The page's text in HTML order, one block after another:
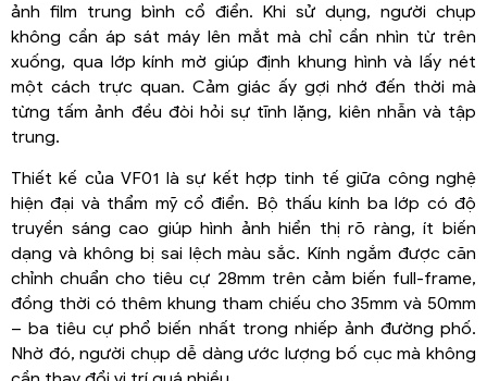
ảnh film trung bình cổ điển. Khi sử dụng, người chụp
không cần áp sát máy lên mắt mà chỉ cần nhìn từ trên
xuống, qua lớp kính mờ giúp định khung hình và lấy nét
một cách trực quan. Cảm giác ấy gợi nhớ đến thời mà
từng tấm ảnh đều đòi hỏi sự tĩnh lặng, kiên nhẫn và tập
trung.
Thiết kế của VF01 là sự kết hợp tinh tế giữa công nghệ
hiện đại và thẩm mỹ cổ điển. Bộ thấu kính ba lớp có độ
truyền sáng cao giúp hình ảnh hiển thị rõ ràng, ít biến
dạng và không bị sai lệch màu sắc. Kính ngắm được căn
chỉnh chuẩn cho tiêu cự 28mm trên cảm biến full-frame,
đồng thời có thêm khung tham chiếu cho 35mm và 50mm
– ba tiêu cự phổ biến nhất trong nhiếp ảnh đường phố.
Nhờ đó, người chụp dễ dàng ước lượng bố cục mà không